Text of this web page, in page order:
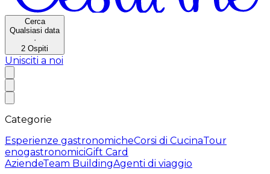
Cerca
Qualsiasi data
·
2 Ospiti
Unisciti a noi
Categorie
Esperienze gastronomicheCorsi di CucinaTour
enogastronomiciGift Card
AziendeTeam BuildingAgenti di viaggio